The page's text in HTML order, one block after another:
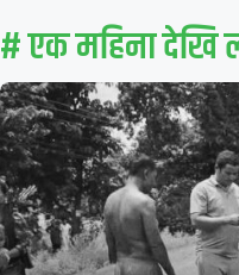
# एक महिना देखि